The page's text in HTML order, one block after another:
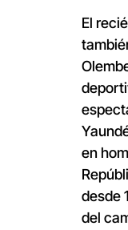
El
en
desde
del